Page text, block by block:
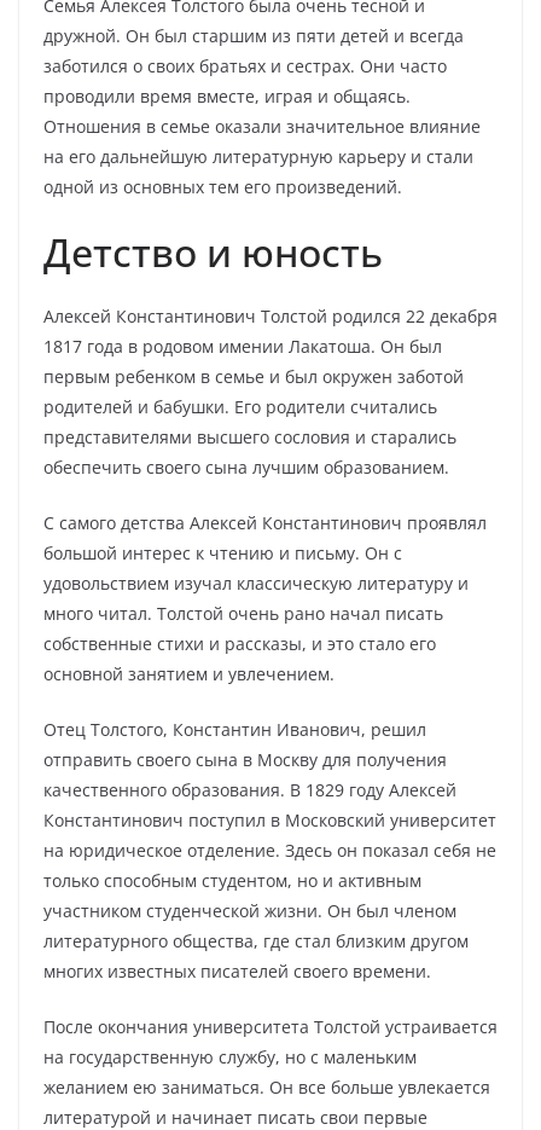
Семья Алексея Толстого была очень тесной и
дружной. Он был старшим из пяти детей и всегда
заботился о своих братьях и сестрах. Они часто
проводили время вместе, играя и общаясь.
Отношения в семье оказали значительное влияние
на его дальнейшую литературную карьеру и стали
одной из основных тем его произведений.
Детство и юность
Алексей Константинович Толстой родился 22 декабря
1817 года в родовом имении Лакатоша. Он был
первым ребенком в семье и был окружен заботой
родителей и бабушки. Его родители считались
представителями высшего сословия и старались
обеспечить своего сына лучшим образованием.
С самого детства Алексей Константинович проявлял
большой интерес к чтению и письму. Он с
удовольствием изучал классическую литературу и
много читал. Толстой очень рано начал писать
собственные стихи и рассказы, и это стало его
основной занятием и увлечением.
Отец Толстого, Константин Иванович, решил
отправить своего сына в Москву для получения
качественного образования. В 1829 году Алексей
Константинович поступил в Московский университет
на юридическое отделение. Здесь он показал себя не
только способным студентом, но и активным
участником студенческой жизни. Он был членом
литературного общества, где стал близким другом
многих известных писателей своего времени.
После окончания университета Толстой устраивается
на государственную службу, но с маленьким
желанием ею заниматься. Он все больше увлекается
литературой и начинает писать свои первые